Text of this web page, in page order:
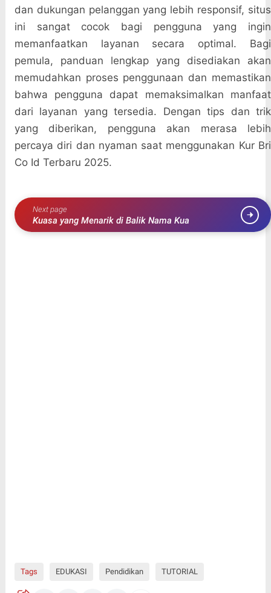
dan dukungan pelanggan yang lebih responsif, situs
ini sangat cocok bagi pengguna yang ingin
memanfaatkan layanan secara optimal. Bagi
pemula, panduan lengkap yang disediakan akan
memudahkan proses penggunaan dan memastikan
bahwa pengguna dapat memaksimalkan manfaat
dari layanan yang tersedia. Dengan tips dan trik
yang diberikan, pengguna akan merasa lebih
percaya diri dan nyaman saat menggunakan Kur Bri
Co Id Terbaru 2025.
Next page
Kuasa yang Menarik di Balik Nama Kua
Tags EDUKASI Pendidikan TUTORIAL